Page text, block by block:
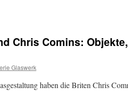
Chris Comins:
Glaswerk
haben die Briten Chris